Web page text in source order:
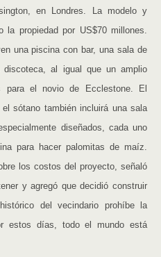
en Londres. La modelo y
la propiedad por US$70 millones.
una piscina con bar, una sala de
al igual que un amplio
el novio de Ecclestone. El
sótano también incluirá una sala
diseñados, cada uno
para hacer palomitas de maíz.
los costos del proyecto, señaló
y agregó que decidió construir
del vecindario prohíbe la
estos días, todo el mundo está